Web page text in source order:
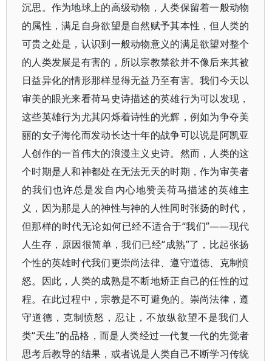
沉思。作为地球上的高级动物，人类保留着一般动物
的属性，满足自身欲望是自然赋予其本性，但人类的
可贵之处是，认识到一般动物意义的满足欲望对整个
的人类发展是有害的，所以宗教禁欲并不像后来其被
日益异化的情形那样显得无益乃至有害。我们今天以
审美的眼光来看荷马史诗描述的英雄行为可以发现，
这些英雄行为尤其闪烁着诗性的光辉，例如为争夺美
丽的女子海伦而发动长达十年的战争可以说是阿凯亚
人创作的一首伟大的浪漫主义史诗。然而，人类的这
个时期是人和神都处在无法无天的时期，作为审美者
的我们也许总是发自内心地赞美荷马描述的英雄主
义，因为那是人的神性与神的人性同时张扬的时代，
但那样的时代无论如何已经不适合于“我们”——现代
人生存，原因很简单，我们已经“成熟”了，比起张扬
个性的英雄时代我们更崇尚法律、遵守道德、克制愤
怒。因此，人类的成熟是不断地矫正自己的任性的过
程。在此过程中，宗教是不可避免的。崇尚法律，遵
守道德，克制愤怒，忍让，不放纵欲望不是我们人
类“天生”的品格，而是人类经过一代复一代的先觉者
思考后教导的结果，或者说是人类自己不断学习传统